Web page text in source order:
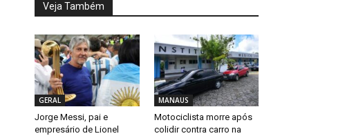
Veja Também
GERAL
Jorge Messi, pai e
empresário de Lionel
MANAUS
Motociclista morre após
colidir contra carro na